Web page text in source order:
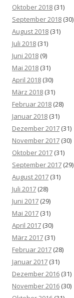
Oktober 2018 (31)
September 2018 (30)
August 2018 (31)
Juli 2018 (31)
Juni 2018 (9)
Mai 2018 (31)
April 2018 (30)
März 2018 (31)
Februar 2018 (28)
Januar 2018 (31)
Dezember 2017 (31)
November 2017 (30)
Oktober 2017 (31)
September 2017 (29)
August 2017 (31)
Juli 2017 (28)
Juni 2017 (29)
Mai 2017 (31)
April 2017 (30)
März 2017 (31)
Februar 2017 (28)
Januar 2017 (31)
Dezember 2016 (31)
November 2016 (30)